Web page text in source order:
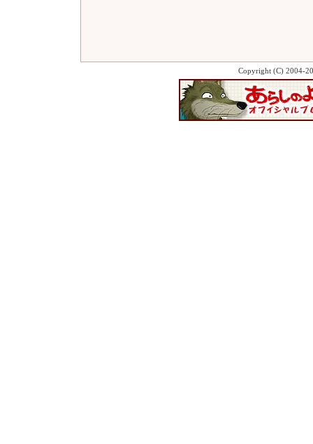
Copyright (C) 2004-